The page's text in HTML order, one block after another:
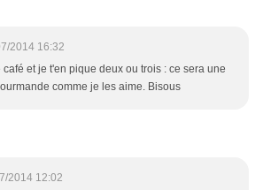
2014 16:32
et je t'en pique deux ou trois : ce sera une
comme je les aime. Bisous
2014 12:02